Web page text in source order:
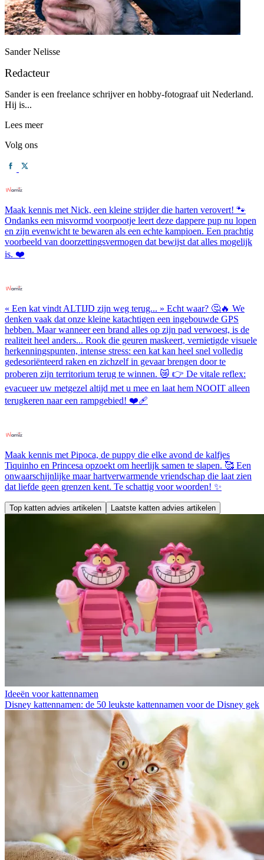
Sander Nelisse
Redacteur
Sander is een freelance schrijver en hobby-fotograaf uit Nederland.
Hij is...
Lees meer
Volg ons
Maak kennis met Nick, een kleine strijder die harten verovert! 🐾
Ondanks een misvormd voorpootje leert deze dappere pup nu lopen
en zijn evenwicht te bewaren als een echte kampioen. Een prachtig
voorbeeld van doorzettingsvermogen dat bewijst dat alles mogelijk
is. ❤️
« Een kat vindt ALTIJD zijn weg terug... » Echt waar? 🤔🔥 We
denken vaak dat onze kleine katachtigen een ingebouwde GPS
hebben. Maar wanneer een brand alles op zijn pad verwoest, is de
realiteit heel anders... Rook die geuren maskeert, vernietigde visuele
herkenningspunten, intense stress: een kat kan heel snel volledig
gedesoriënteerd raken en zichzelf in gevaar brengen door te
proberen zijn territorium terug te winnen. 😿 👉 De vitale reflex:
evacueer uw metgezel altijd met u mee en laat hem NOOIT alleen
terugkeren naar een rampgebied! ❤️‍🩹
Maak kennis met Pipoca, de puppy die elke avond de kalfjes
Tiquinho en Princesa opzoekt om heerlijk samen te slapen. 🥰 Een
onwaarschijnlijke maar hartverwarmende vriendschap die laat zien
dat liefde geen grenzen kent. Te schattig voor woorden! ✨
Top katten advies artikelen Laatste katten advies artikelen
Ideeën voor kattennamen
Disney kattennamen: de 50 leukste kattennamen voor de Disney gek